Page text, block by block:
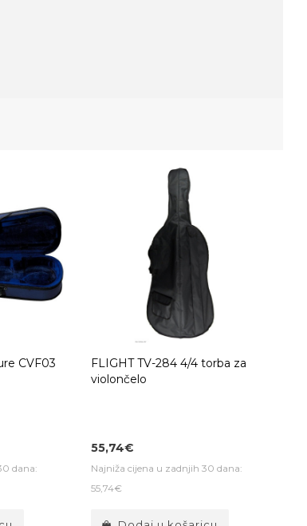
CVF03
dana:
FLIGHT TV-284 4/4 torba za
violončelo
55,74€
Najniža cijena u zadnjih 30 dana:
55,74€